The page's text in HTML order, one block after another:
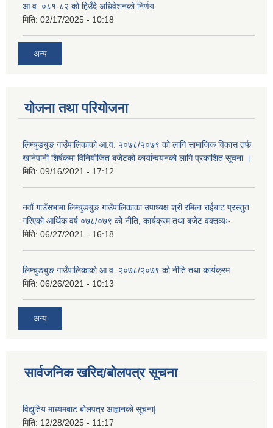
आ.व. ०८१-८२ को हिउँदे अधिवेशनको निर्णय
मिति: 02/17/2025 - 10:18
अन्य
योजना तथा परियोजना
लिम्चुङबुङ गाउँपालिकाको आ.व. २०७८/२०७९ को लागि सामाजिक विकास तर्फ
खानेपानी शिर्षकमा विनियोजित बजेटको कार्यान्वयनको लागि प्रकाशित सूचना ।
मिति: 09/16/2021 - 17:12
नवौं गाउँसभामा लिम्चुङबुङ गाउँपालिकाका उपाध्यक्ष श्री रमिला राईबाट प्रस्तुत
गरिएको आर्थिक वर्ष ०७८/०७९ को नीति, कार्यक्रम तथा बजेट वक्तव्यः-
मिति: 06/27/2021 - 16:18
लिम्चुङबुङ गाउँपालिकाको आ.व. २०७८/२०७९ को नीति तथा कार्यक्रम
मिति: 06/26/2021 - 10:13
अन्य
सार्वजनिक खरिद/बोलपत्र सूचना
विद्युतिय माध्यमबाट बोलपत्र आह्वानको सूचना|
मिति: 12/28/2025 - 11:17